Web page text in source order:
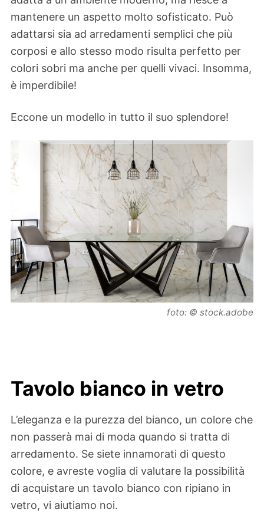
mantenere un aspetto molto sofisticato. Può
adattarsi sia ad arredamenti semplici che più
corposi e allo stesso modo risulta perfetto per
colori sobri ma anche per quelli vivaci. Insomma,
è imperdibile!
Eccone un modello in tutto il suo splendore!
foto: © stock.adobe
Tavolo bianco in vetro
L’eleganza e la purezza del bianco, un colore che
non passerà mai di moda quando si tratta di
arredamento. Se siete innamorati di questo
colore, e avreste voglia di valutare la possibilità
di acquistare un tavolo bianco con ripiano in
vetro, vi aiutiamo noi.